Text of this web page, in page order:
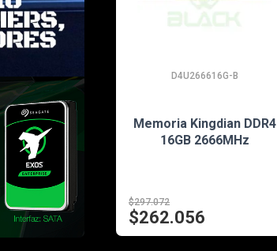
D4U266616G-B
Memoria Kingdian DDR4
16GB 2666MHz
$297.072
$262.056